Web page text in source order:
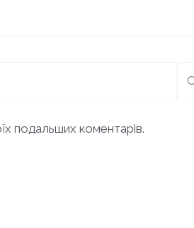
подальших коментарів.